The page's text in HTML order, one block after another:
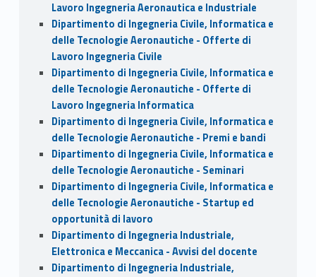
Lavoro Ingegneria Aeronautica e Industriale
Dipartimento di Ingegneria Civile, Informatica e
delle Tecnologie Aeronautiche - Offerte di
Lavoro Ingegneria Civile
Dipartimento di Ingegneria Civile, Informatica e
delle Tecnologie Aeronautiche - Offerte di
Lavoro Ingegneria Informatica
Dipartimento di Ingegneria Civile, Informatica e
delle Tecnologie Aeronautiche - Premi e bandi
Dipartimento di Ingegneria Civile, Informatica e
delle Tecnologie Aeronautiche - Seminari
Dipartimento di Ingegneria Civile, Informatica e
delle Tecnologie Aeronautiche - Startup ed
opportunità di lavoro
Dipartimento di Ingegneria Industriale,
Elettronica e Meccanica - Avvisi del docente
Dipartimento di Ingegneria Industriale,